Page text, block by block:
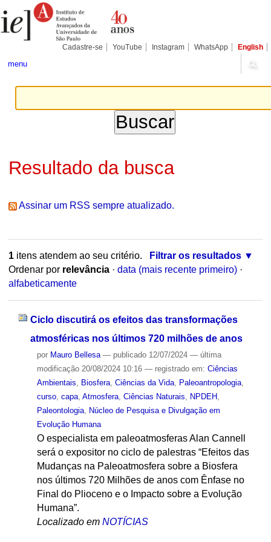
para
conteúdo.
Pessoais
Cadastre-se YouTube Instagram WhatsApp English
menu
Resultado da busca
Assinar um RSS sempre atualizado.
1itens atendem ao seu critério.
Filtrar os resultados
Ordenar por relevância · data (mais recente primeiro) ·
alfabeticamente
Ciclo discutirá os efeitos das transformações
atmosféricas nos últimos 720 milhões de anos
por Mauro Bellesa — publicado12/07/2024 — última
modificação20/08/2024 10:16 — registrado em: Ciências
Ambientais
Biosfera, Ciências da Vida, Paleoantropologia,
curso, capa, Atmosfera, Ciências Naturais NPDEH
Paleontologia,
Núcleo de Pesquisa e Divulgação em
Evolução Humana
O especialista em paleoatmosferas Alan Cannell
será o expositor no ciclo de palestras “Efeitos das
Mudanças na Paleoatmosfera sobre a Biosfera
nos últimos 720 Milhões de anos com Ênfase no
Final do Plioceno e o Impacto sobre a Evolução
Humana”.
Localizado em NOTÍCIAS